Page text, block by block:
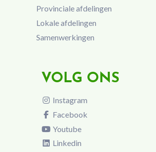
Provinciale afdelingen
Lokale afdelingen
Samenwerkingen
VOLG ONS
Instagram
Facebook
Youtube
Linkedin